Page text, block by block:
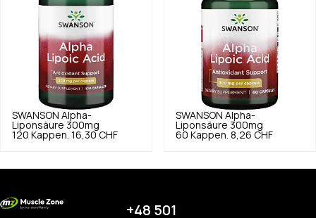
SWANSON Alpha-
Liponsäure 300mg
120 Kappen. 16,30 CHF
SWANSON Alpha-
Liponsäure 300mg
60 Kappen. 8,26 CHF
+48 501